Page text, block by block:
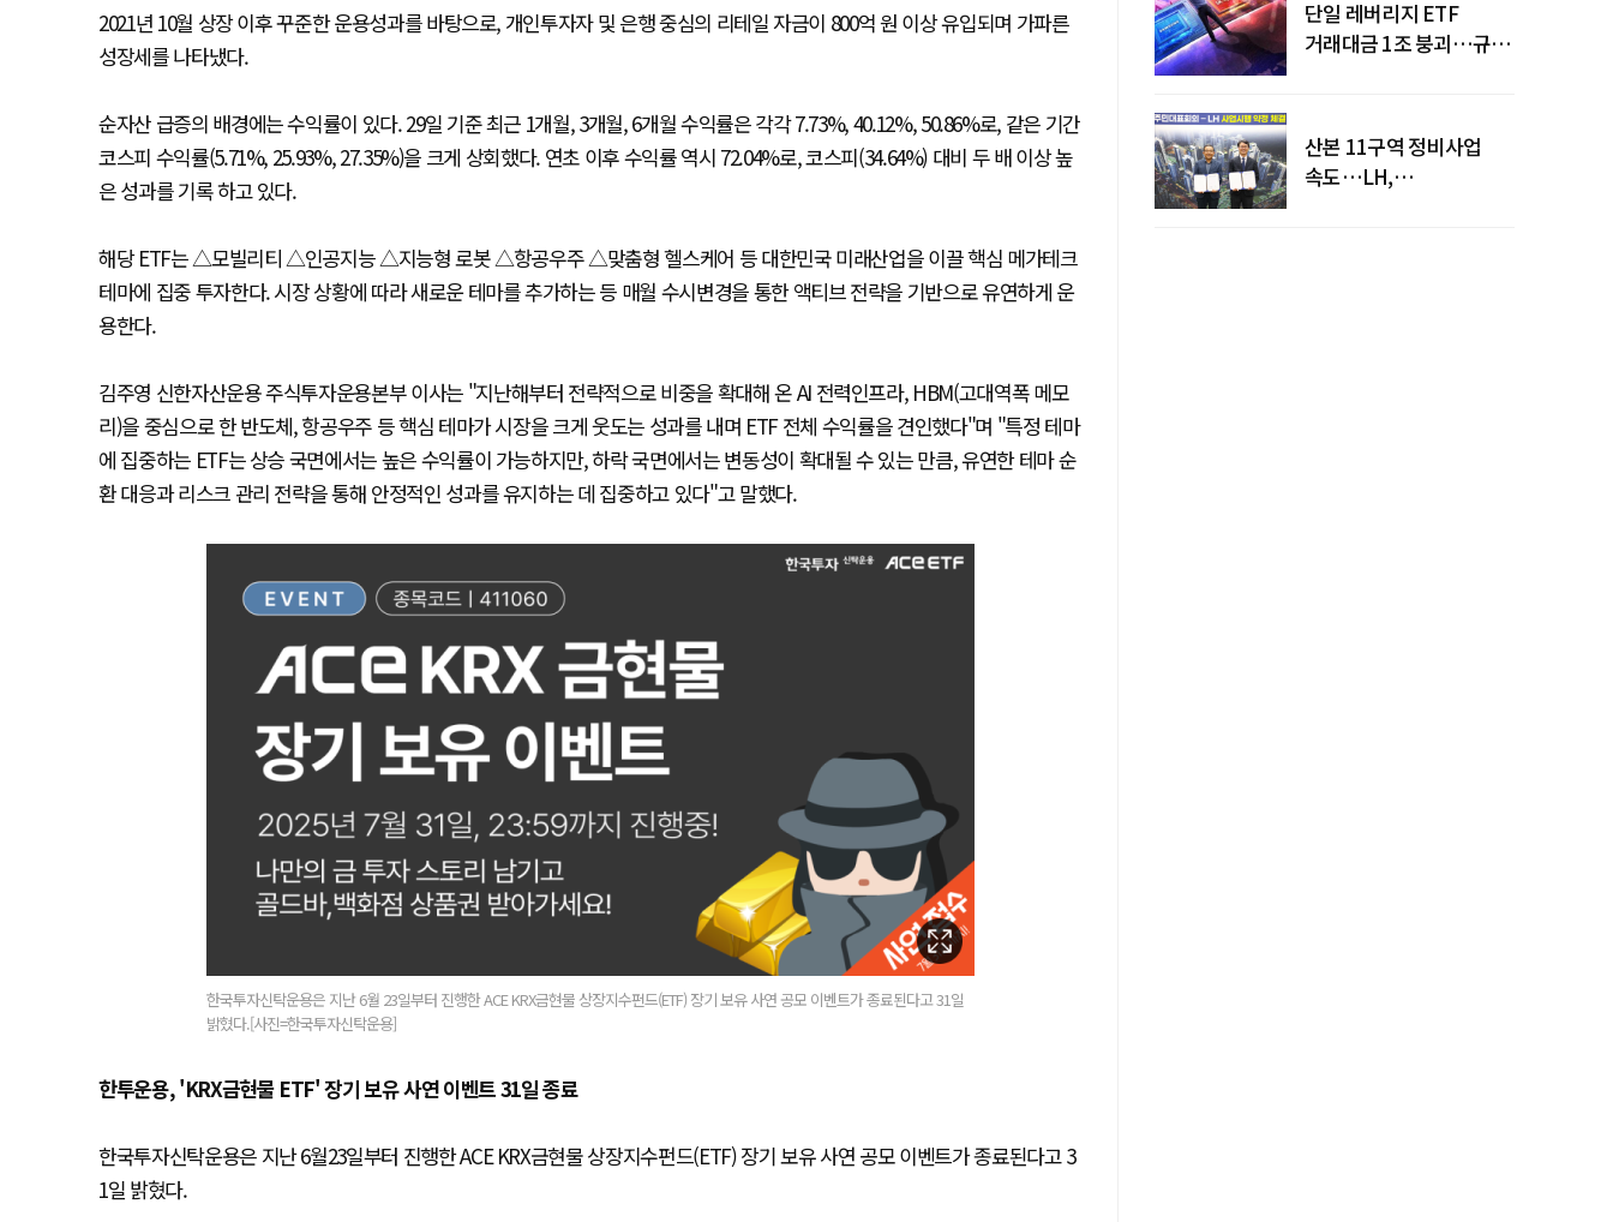
2021년 10월 상장 이후 꾸준한 운용성과를 바탕으로, 개인투자자 및 은행 중심의 리테일 자금이 800억 원 이상 유입되며 가파른
성장세를 나타냈다.
순자산 급증의 배경에는 수익률이 있다. 29일 기준 최근 1개월, 3개월, 6개월 수익률은 각각 7.73%, 40.12%, 50.86%로, 같은 기간
코스피 수익률(5.71%, 25.93%, 27.35%)을 크게 상회했다. 연초 이후 수익률 역시 72.04%로, 코스피(34.64%) 대비 두 배 이상 높
은 성과를 기록 하고 있다.
해당 ETF는 △모빌리티 △인공지능 △지능형 로봇 △항공우주 △맞춤형 헬스케어 등 대한민국 미래산업을 이끌 핵심 메가테크
테마에 집중 투자한다. 시장 상황에 따라 새로운 테마를 추가하는 등 매월 수시변경을 통한 액티브 전략을 기반으로 유연하게 운
용한다.
김주영 신한자산운용 주식투자운용본부 이사는 "지난해부터 전략적으로 비중을 확대해 온 AI 전력인프라, HBM(고대역폭 메모
리)을 중심으로 한 반도체, 항공우주 등 핵심 테마가 시장을 크게 웃도는 성과를 내며 ETF 전체 수익률을 견인했다"며 "특정 테마
에 집중하는 ETF는 상승 국면에서는 높은 수익률이 가능하지만, 하락 국면에서는 변동성이 확대될 수 있는 만큼, 유연한 테마 순
환 대응과 리스크 관리 전략을 통해 안정적인 성과를 유지하는 데 집중하고 있다"고 말했다.
한국투자신탁운용은 지난 6월 23일부터 진행한 ACE KRX금현물 상장지수펀드(ETF) 장기 보유 사연 공모 이벤트가 종료된다고 31일
밝혔다.[사진=한국투자신탁운용]
한투운용, 'KRX금현물 ETF' 장기 보유 사연 이벤트 31일 종료
한국투자신탁운용은 지난 6월23일부터 진행한 ACE KRX금현물 상장지수펀드(ETF) 장기 보유 사연 공모 이벤트가 종료된다고 3
1일 밝혔다.
단일 레버리지 ETF
거래대금 1조 붕괴…규제
산본 11구역 정비사업
속도…LH,